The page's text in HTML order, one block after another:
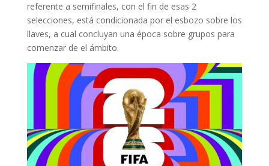
referente a semifinales, con el fin de esas 2
selecciones, está condicionada por el esbozo sobre los
llaves, a cual concluyan una época sobre grupos para
comenzar de el ámbito.